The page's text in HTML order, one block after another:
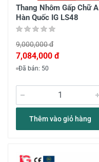
Thang Nhôm Gấp Chữ A
Hàn Quốc IG LS48
9,000,000 đ
7,084,000 đ
Đã bán: 50
Thêm vào giỏ hàng